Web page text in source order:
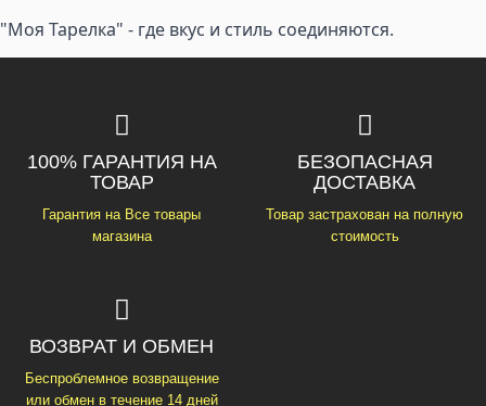
"Моя Тарелка" - где вкус и стиль соединяются.
100% ГАРАНТИЯ НА
ТОВАР
Гарантия на Все товары
магазина
БЕЗОПАСНАЯ
ДОСТАВКА
Товар застрахован на полную
стоимость
ВОЗВРАТ И ОБМЕН
Беспроблемное возвращение
или обмен в течение 14 дней